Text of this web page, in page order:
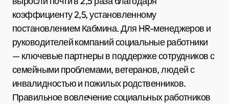
коэффициенту 2,5, установленному
постановлением Кабмина. Для HR-менеджеров и
руководителей компаний социальные работники
— ключевые партнеры в поддержке сотрудников с
семейными проблемами, ветеранов, людей с
инвалидностью и пожилых родственников.
Правильное вовлечение социальных работников